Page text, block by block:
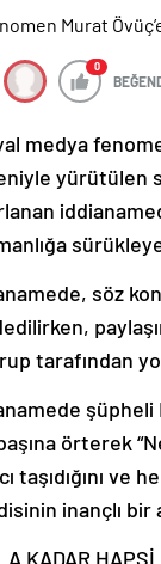
0
medya
yürütülen
söz
tarafından
örterek
taşıdığını ve
inançlı
KADAR HAPSİ